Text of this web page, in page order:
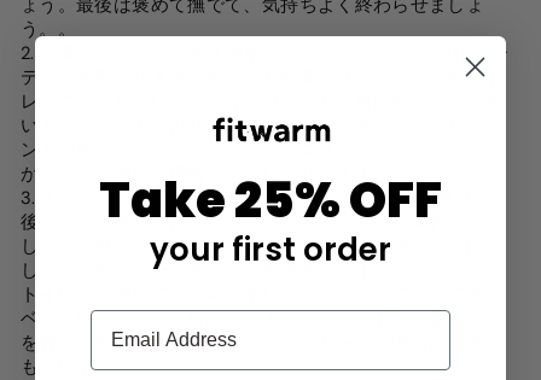
ょう。最後は褒めて撫でて、気持ちよく終わらせましょ
う。 。
2. 一貫したルーチンを使用する
ビションフリーゼはルー
ティンを重んじます。毎日同じ時間に餌を与え、散歩やト
レーニングを行いましょう。コマンドは毎回同じ言葉を使
いましょう。犬が混乱しないように、家族全員が同じコマ
ンドを使うようにしましょう。一貫性はビションフリーゼ
があなたの期待を理解するのに役立ちます
3. トイレトレーニングに重点を置く： 朝、食後、遊びの
後、そして寝る前に、ビションフリーゼを外へ連れ出しま
しょう。毎回「トイレ」などの特別な言葉を使ってあげま
しょう。外に出たらすぐにご褒美を与えましょう。万が一
トイレで失敗しても、叱らずに片付けるだけで十分です。
ベルトレーニングも検討してみましょう。ドアの横にベル
を置き、外に出たい時にビションフリーゼに鳴らさせるの
も良いでしょう。。
Take 25% OFF
your first order